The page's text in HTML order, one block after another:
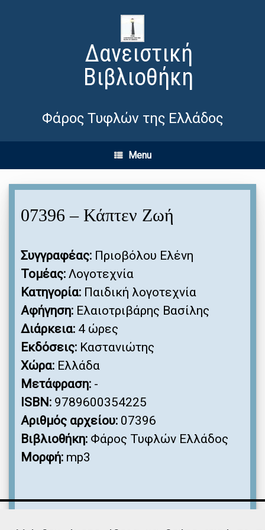
Δανειστική
Βιβλιοθήκη
Φάρος Τυφλών της Ελλάδος
Menu
07396 – Κάπτεν Ζωή
Συγγραφέας: Πριοβόλου Ελένη
Τομέας: Λογοτεχνία
Κατηγορία: Παιδική λογοτεχνία
Αφήγηση: Ελαιοτριβάρης Βασίλης
Διάρκεια: 4 ώρες
Εκδόσεις: Καστανιώτης
Χώρα: Ελλάδα
Μετάφραση: -
ISBN: 9789600354225
Αριθμός αρχείου: 07396
Βιβλιοθήκη: Φάρος Τυφλών Ελλάδος
Μορφή: mp3